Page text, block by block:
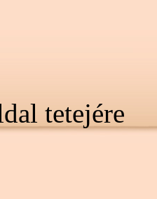
tetejére